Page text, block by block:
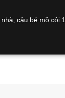
cậu bé mồ